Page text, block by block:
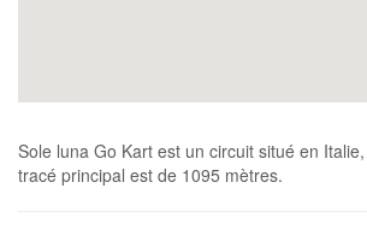
Sole luna Go Kart est un circuit situé en
tracé principal est de 1095 mètres.